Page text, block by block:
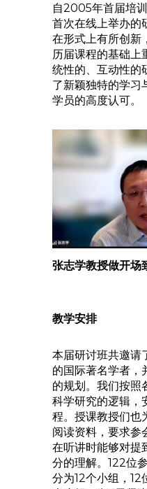
自2005年首届培
首次在线上举办的
在形式上有所创新
历届课程的基础上
统性的、互动性的
了新颖独特的学习
学员的高度认可。
张志学教授做开场
教学安排
本届研讨班共邀请
的国际著名学者，
的规划。我们按照
科学研究的逻辑，
程。授课教授们也
阅读资料，要求参
在听讲时能够对提
分的理解。122位
分为12个小组，12